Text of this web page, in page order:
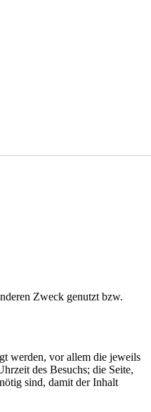
Zweck genutzt bzw.
werden, vor allem die jeweils
des Besuchs; die Seite,
sind, damit der Inhalt